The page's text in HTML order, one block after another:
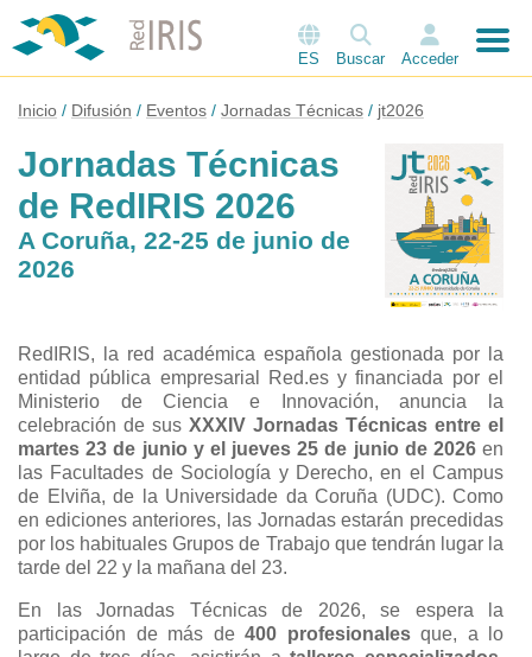
ES Buscar Acceder
Inicio Difusión Eventos Jornadas Técnicas jt2026
Jornadas Técnicas
de RedIRIS 2026
A Coruña, 22-25 de junio de
2026
RedIRIS, la red académica española gestionada por la
entidad pública empresarial Red.es y financiada por el
Ministerio de Ciencia e Innovación, anuncia la
celebración de sus XXXIV Jornadas Técnicas entre el
martes 23 de junio y el jueves 25 de junio de 2026en
las Facultades de Sociología y Derecho, en el Campus
de Elviña, de la Universidade da Coruña (UDC). Como
en ediciones anteriores, las Jornadas estarán precedidas
por los habituales Grupos de Trabajo que tendrán lugar la
tarde del 22 y la mañana del 23.
En las Jornadas Técnicas de 2026, se espera la
participación de más de 400 profesionalesque, a lo